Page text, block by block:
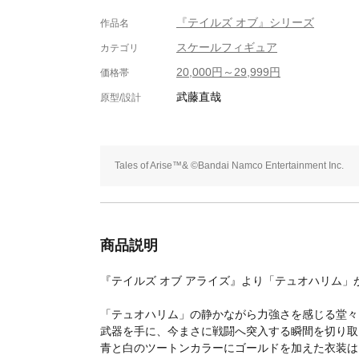
作品名 『テイルズ オブ』シリーズ
カテゴリ スケールフィギュア
価格帯 20,000円～29,999円
原型/設計 武藤直哉
Tales of Arise™& ©Bandai Namco Entertainment Inc.
商品説明
『テイルズ オブ アライズ』より「テュオハリム
「テュオハリム」の静かながら力強さを感じる堂
武器を手に、今まさに戦闘へ突入する瞬間を切り
青と白のツートンカラーにゴールドを加えた衣装